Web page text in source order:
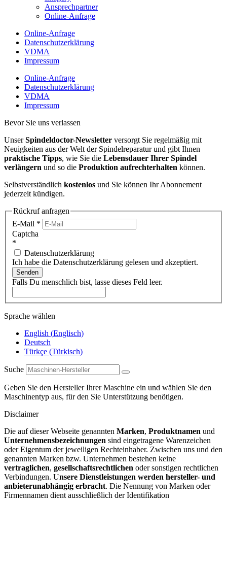
Ansprechpartner
Online-Anfrage
Online-Anfrage
Datenschutzerklärung
VDMA
Impressum
Online-Anfrage
Datenschutzerklärung
VDMA
Impressum
Bevor Sie uns verlassen
UnserSpindeldoctor-Newsletter versorgt Sie regelmäßig mit
Neuigkeiten aus der Welt der Spindelreparatur und gibt Ihnen
praktische Tipps, wie Sie die Lebensdauer Ihrer Spindel
verlängern und so die Produktion aufrechterhalten können.
Selbstverständlich kostenlos und Sie können Ihr Abonnement
jederzeit kündigen.
Rückruf anfragen
E-Mail *
Captcha
*
Datenschutzerklärung
Ich habe die Datenschutzerklärung gelesen und akzeptiert.
Senden
Falls Du menschlich bist, lasse dieses Feld leer.
Sprache wählen
English (Englisch)
Deutsch
Türkçe (Türkisch)
Suche
Geben Sie den Hersteller Ihrer Maschine ein und wählen Sie den
Maschinentyp aus, für den Sie Unterstützung benötigen.
Disclaimer
Die auf dieser Webseite genannten Marken, Produktnamen und
Unternehmensbezeichnungen sind eingetragene Warenzeichen
oder Eigentum der jeweiligen Rechteinhaber. Zwischen uns und den
genannten Marken bzw. Unternehmen bestehen keine
vertraglichen, gesellschaftsrechtlichen oder sonstigen rechtlichen
Verbindungen. Unsere Dienstleistungen werden hersteller- und
anbieterunabhängig erbracht. Die Nennung von Marken oder
Firmennamen dient ausschließlich der Identifikation